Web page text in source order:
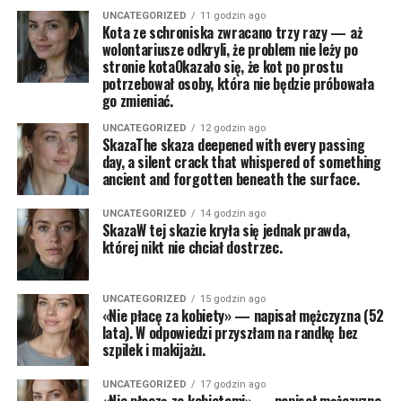
UNCATEGORIZED 11 godzin ago
Kota ze schroniska zwracano trzy razy — aż
wolontariusze odkryli, że problem nie leży po
stronie kotaOkazało się, że kot po prostu
potrzebował osoby, która nie będzie próbowała
go zmieniać.
UNCATEGORIZED 12 godzin ago
SkazaThe skaza deepened with every passing
day, a silent crack that whispered of something
ancient and forgotten beneath the surface.
UNCATEGORIZED 14 godzin ago
SkazaW tej skazie kryła się jednak prawda,
której nikt nie chciał dostrzec.
UNCATEGORIZED 15 godzin ago
«Nie płacę za kobiety» — napisał mężczyzna (52
lata). W odpowiedzi przyszłam na randkę bez
szpilek i makijażu.
UNCATEGORIZED 17 godzin ago